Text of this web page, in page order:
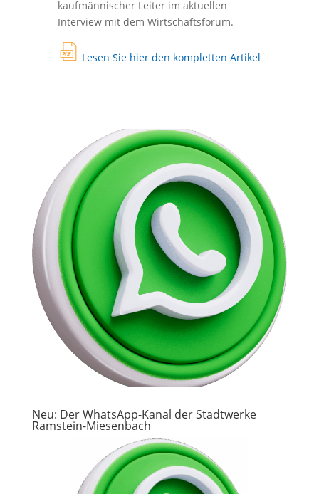
kaufmännischer Leiter im aktuellen
Interview mit dem Wirtschaftsforum.
ic
o
n
Lesen Sie hier den kompletten Artikel
Neu: Der WhatsApp-Kanal der Stadtwerke
Ramstein-Miesenbach